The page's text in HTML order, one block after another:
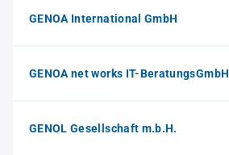
GENOA International GmbH
GENOA net works IT-BeratungsGmbH
GENOL Gesellschaft m.b.H.